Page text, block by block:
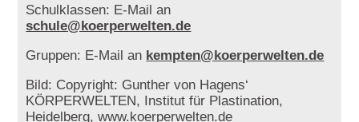
Schulklassen: E-Mail an
schule@koerperwelten.de
Gruppen: E-Mail an kempten@koerperwelten.de
Bild: Copyright: Gunther von Hagens‘
KÖRPERWELTEN, Institut für Plastination,
Heidelberg, www.koerperwelten.de